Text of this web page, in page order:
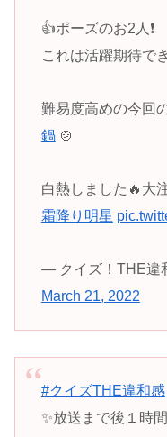
👍ポーズのお2人❗️
これは活躍期待で
難易度高めの今回
鍋🍲
白熱しました🔥大
霜降り明星
— クイズ！THE違
March 21, 2022
#クイズTHE違和感
✨放送まで後１時